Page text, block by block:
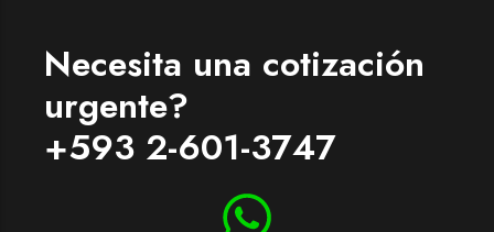
Necesita una cotización
urgente?
+593 2-601-3747